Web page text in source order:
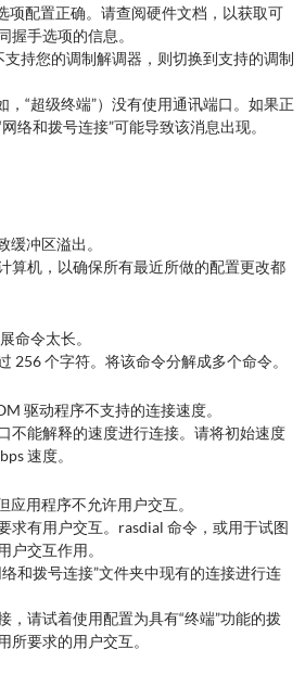
项配置正确。请查阅硬件文档，以获取可
握手选项的信息。
支持您的调制解调器，则切换到支持的调制
，“超级终端”）没有使用通讯端口。如果正
络和拨号连接”可能导致该消息出现。
冲区溢出。
算机，以确保所有最近所做的配置更改都
命令太长。
256 个字符。将该命令分解成多个命令。
驱动程序不支持的连接速度。
不能解释的速度进行连接。请将初始速度
速度。
用程序不允许用户交互。
求有用户交互。rasdial 命令，或用于试图
户交互作用。
和拨号连接”文件夹中现有的连接进行连
，请试着使用配置为具有“终端”功能的拨
所要求的用户交互。